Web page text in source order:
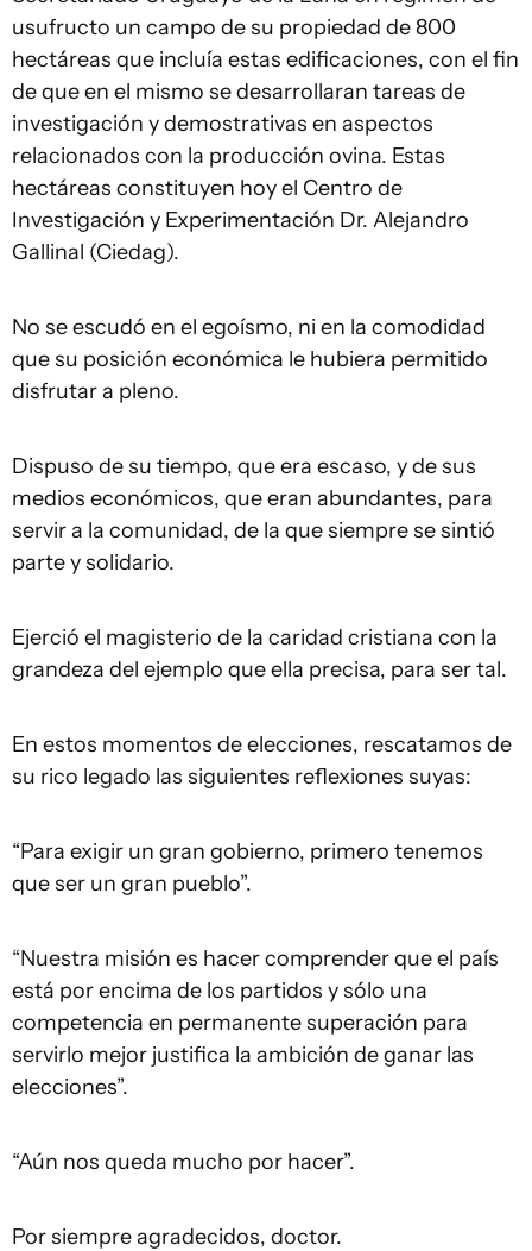
usufructo un campo de su propiedad de 800
hectáreas que incluía estas edificaciones, con el fin
de que en el mismo se desarrollaran tareas de
investigación y demostrativas en aspectos
relacionados con la producción ovina. Estas
hectáreas constituyen hoy el Centro de
Investigación y Experimentación Dr. Alejandro
Gallinal (Ciedag).
No se escudó en el egoísmo, ni en la comodidad
que su posición económica le hubiera permitido
disfrutar a pleno.
Dispuso de su tiempo, que era escaso, y de sus
medios económicos, que eran abundantes, para
servir a la comunidad, de la que siempre se sintió
parte y solidario.
Ejerció el magisterio de la caridad cristiana con la
grandeza del ejemplo que ella precisa, para ser tal.
En estos momentos de elecciones, rescatamos de
su rico legado las siguientes reflexiones suyas:
“Para exigir un gran gobierno, primero tenemos
que ser un gran pueblo”.
“Nuestra misión es hacer comprender que el país
está por encima de los partidos y sólo una
competencia en permanente superación para
servirlo mejor justifica la ambición de ganar las
elecciones”.
“Aún nos queda mucho por hacer”.
Por siempre agradecidos, doctor.